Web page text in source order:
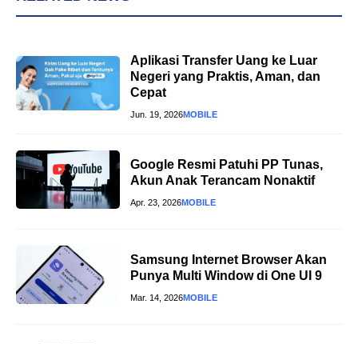
Aplikasi Transfer Uang ke Luar
Negeri yang Praktis, Aman, dan
Cepat
Jun. 19, 2026MOBILE
Google Resmi Patuhi PP Tunas,
Akun Anak Terancam Nonaktif
Apr. 23, 2026MOBILE
Samsung Internet Browser Akan
Punya Multi Window di One UI 9
Mar. 14, 2026MOBILE